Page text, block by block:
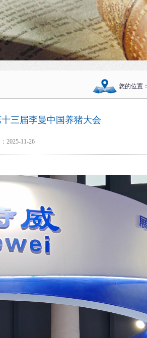
您的位置：
三届李曼中国养猪大会
2025-11-26